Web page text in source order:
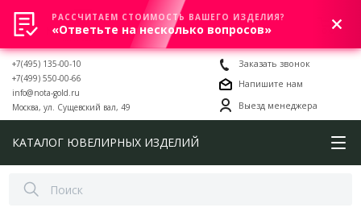
0
+7(495) 135-00-10
+7(499) 550-00-66
info@nota-gold.ru
Москва, ул. Сущевский вал, 49
Заказать звонок
Напишите нам
Выезд менеджера
КАТАЛОГ ЮВЕЛИРНЫХ ИЗДЕЛИЙ
РАССЧИТАЕМ СТОИМОСТЬ ВАШЕГО ИЗДЕЛИЯ?
«Ответьте на несколько вопросов»